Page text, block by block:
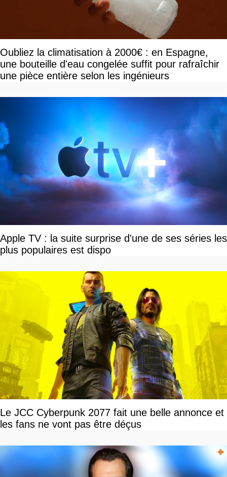
Oubliez la climatisation à 2000€ : en Espagne,
une bouteille d'eau congelée suffit pour rafraîchir
une pièce entière selon les ingénieurs
Apple TV : la suite surprise d'une de ses séries les
plus populaires est dispo
Le JCC Cyberpunk 2077 fait une belle annonce et
les fans ne vont pas être déçus